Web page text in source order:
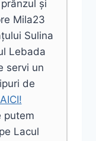
și
Mila23
Sulina
Lebada
servi un
de
putem
Lacul